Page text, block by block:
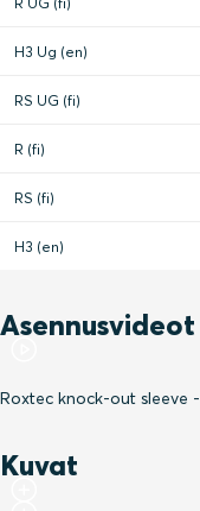
Liitettävissä
Tilatehokkaassa
paina/liitä -
H3 Ug (en)
RS UG (fi)
R (fi)
RS (fi)
H3 (en)
Asennusvideot
Roxtec knock-out sleeve
Kuvat